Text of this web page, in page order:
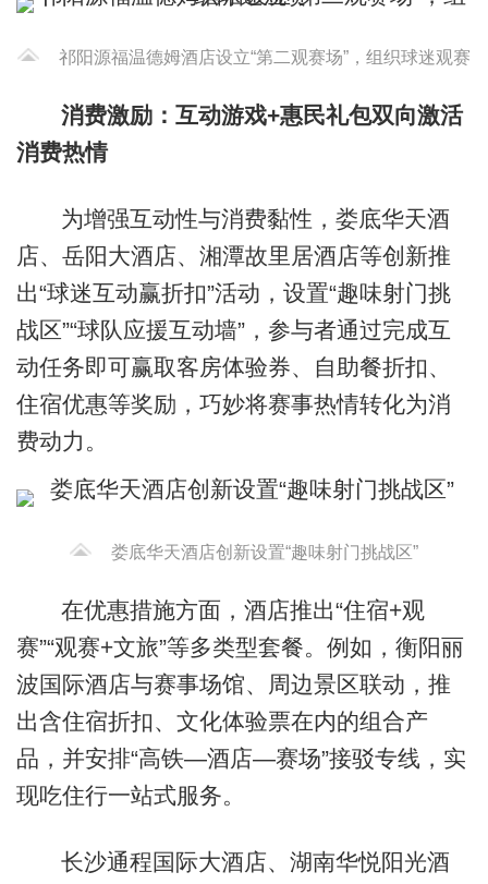
祁阳源福温德姆酒店设立“第二观赛场”，组织球迷观赛
消费激励：互动游戏+惠民礼包双向激活
消费热情
为增强互动性与消费黏性，娄底华天酒
店、岳阳大酒店、湘潭故里居酒店等创新推
出“球迷互动赢折扣”活动，设置“趣味射门挑
战区”“球队应援互动墙”，参与者通过完成互
动任务即可赢取客房体验券、自助餐折扣、
住宿优惠等奖励，巧妙将赛事热情转化为消
费动力。
娄底华天酒店创新设置“趣味射门挑战区”
在优惠措施方面，酒店推出“住宿+观
赛”“观赛+文旅”等多类型套餐。例如，衡阳丽
波国际酒店与赛事场馆、周边景区联动，推
出含住宿折扣、文化体验票在内的组合产
品，并安排“高铁—酒店—赛场”接驳专线，实
现吃住行一站式服务。
长沙通程国际大酒店、湖南华悦阳光酒